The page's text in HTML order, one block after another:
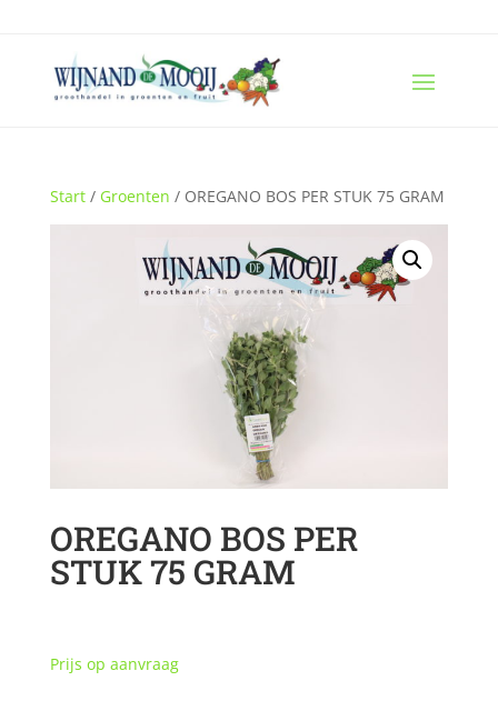
Start/ Groenten / OREGANO BOS PER STUK 75 GRAM
OREGANO BOS PER
STUK 75 GRAM
Prijs op aanvraag